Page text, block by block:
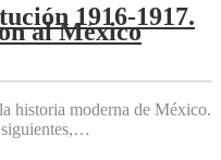
1916-1917.
al México
historia moderna de México.
siguientes,…